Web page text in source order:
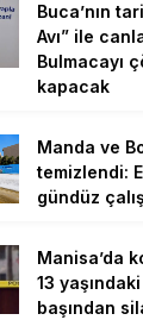
Buca’nın
Avı” ile
Bulmacayı
kapacak
Manda ve
temizlendi:
gündüz
Manisa’da
13
başından